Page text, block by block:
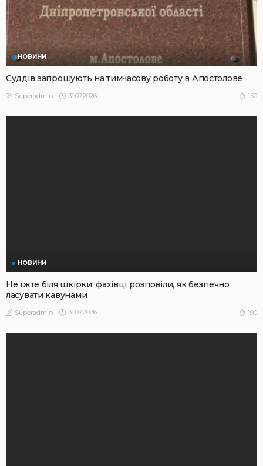
НОВИНИ
Суддів запрошують на тимчасову роботу в Апостолове
Superadmin 31.07.2026 150
НОВИНИ
Не їжте біля шкірки: фахівці розповіли, як безпечно
ласувати кавунами
Superadmin 31.07.2026 190